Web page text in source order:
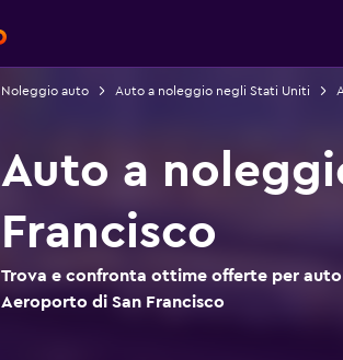
Noleggio auto Auto a noleggio negli Stati Uniti
Auto a
Francisco
Trova e confronta ottime offerte per
Aeroporto di San Francisco